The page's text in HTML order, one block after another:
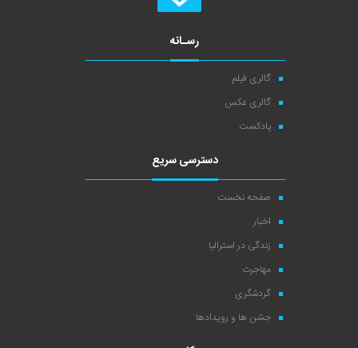
رسـانه
گالری فیلم
گالری عکس
پادکست
دسترسی سریع
صفحه نخست
اخبار
زندگی در استرالیا
مهاجرت
گردشگری
جشن ها و رویدادها